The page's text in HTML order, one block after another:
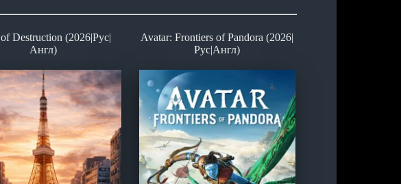
Destruction (2026|Рус|
Англ)
Avatar: Frontiers of Pandora (2026|
Рус|Англ)